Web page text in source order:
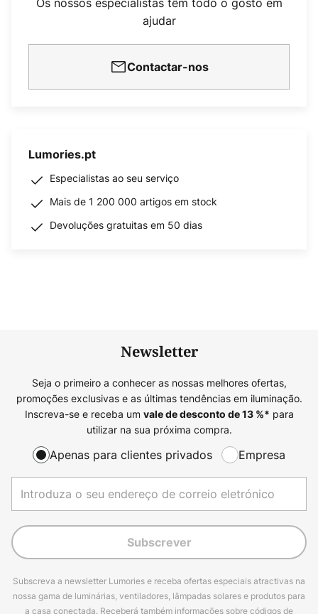
ajudar
Contactar-nos
Lumories.pt
Especialistas ao seu serviço
Mais de 1 200 000 artigos em stock
Devoluções gratuitas em 50 dias
Newsletter
Seja o primeiro a conhecer as nossas melhores ofertas,
promoções exclusivas e as últimas tendências em iluminação.
Inscreva-se e receba um vale de desconto de13%* para
utilizar na sua próxima compra.
Apenas para clientes privados Empresa
Subscrever
Subscreva a newsletter Lumories e receba ofertas especiais atractivas na
nossa gama de luminárias, ventiladores, lâmpadas solares e produtos para
a casa conectada. Receberá também informações sobre códigos de